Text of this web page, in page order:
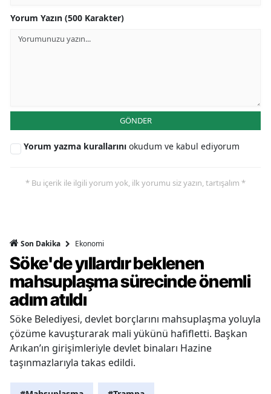
Yorum Yazın (500 Karakter)
GÖNDER
Yorum yazma kurallarını okudum ve kabul ediyorum
* Bu içerik ile ilgili yorum yok, ilk yorumu siz yazın, tartışalım *
Son Dakika Ekonomi
Söke'de yıllardır beklenen
mahsuplaşma sürecinde önemli
adım atıldı
Söke Belediyesi, devlet borçlarını mahsuplaşma yoluyla
çözüme kavuşturarak mali yükünü hafifletti. Başkan
Arıkan’ın girişimleriyle devlet binaları Hazine
taşınmazlarıyla takas edildi.